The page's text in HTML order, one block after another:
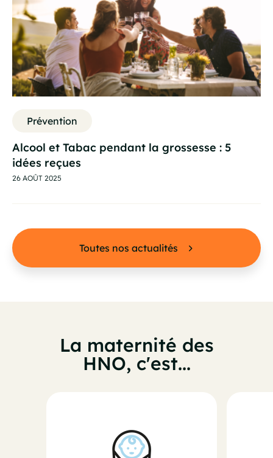
Toutes nos actualités
Prévention
Alcool et Tabac pendant la grossesse : 5
idées reçues
26 AOÛT 2025
La maternité des
HNO, c'est...